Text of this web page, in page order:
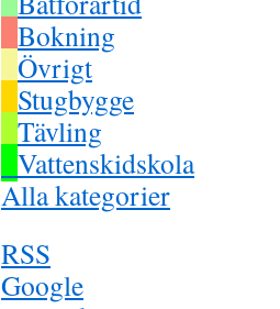
Bokning
Övrigt
Stugbygge
Tävling
Vattenskidskola
Alla kategorier
RSS
Google